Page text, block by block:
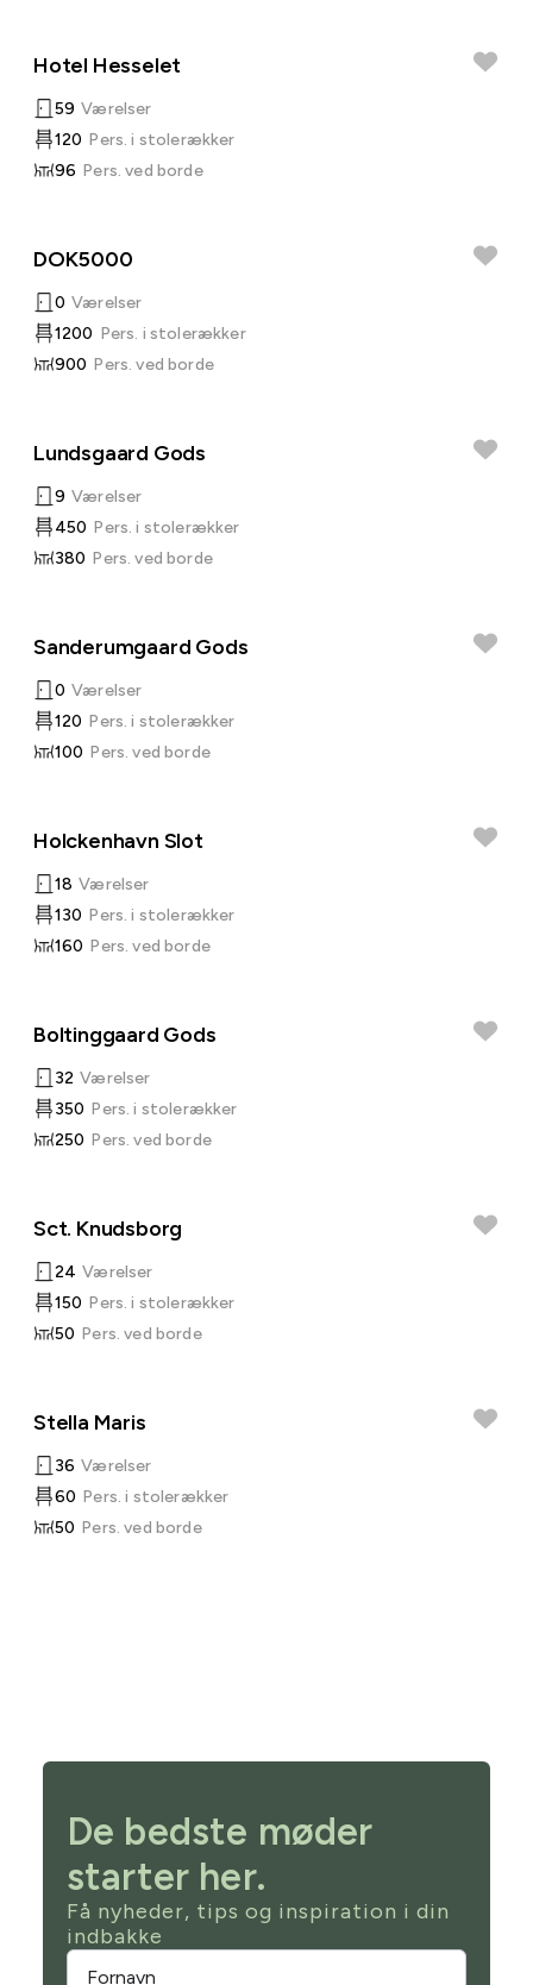
Hotel Hesselet
59 Værelser
120 Pers. i stolerækker
96 Pers. ved borde
DOK5000
0 Værelser
1200 Pers. i stolerækker
900 Pers. ved borde
Lundsgaard Gods
9 Værelser
450 Pers. i stolerækker
380 Pers. ved borde
Sanderumgaard Gods
0 Værelser
120 Pers. i stolerækker
100 Pers. ved borde
Holckenhavn Slot
18 Værelser
130 Pers. i stolerækker
160 Pers. ved borde
Boltinggaard Gods
32 Værelser
350 Pers. i stolerækker
250 Pers. ved borde
Sct. Knudsborg
24 Værelser
150 Pers. i stolerækker
50 Pers. ved borde
Stella Maris
36 Værelser
60 Pers. i stolerækker
50 Pers. ved borde
De bedste møder
starter her.
Få nyheder, tips og inspiration i din
indbakke